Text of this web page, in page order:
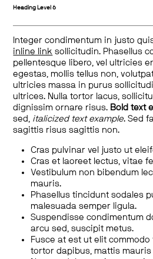
Heading Level 6
Integer condimentum in justo
inline link sollicitudin. Phasellus
pellentesque libero, vel ultricies
egestas, mollis tellus non,
ultricies massa in purus
ultrices. Nulla tortor lacus,
dignissim ornare risus. Bold text
sed, italicized text example. Sed
sagittis risus sagittis non.
Cras pulvinar vel justo ut
Cras et laoreet lectus, vitae
Vestibulum non bibendum
mauris.
Phasellus tincidunt sodales
malesuada semper ligula.
Suspendisse condimentum
arcu sed, suscipit metus.
Fusce at est ut elit
tortor dapibus, mattis